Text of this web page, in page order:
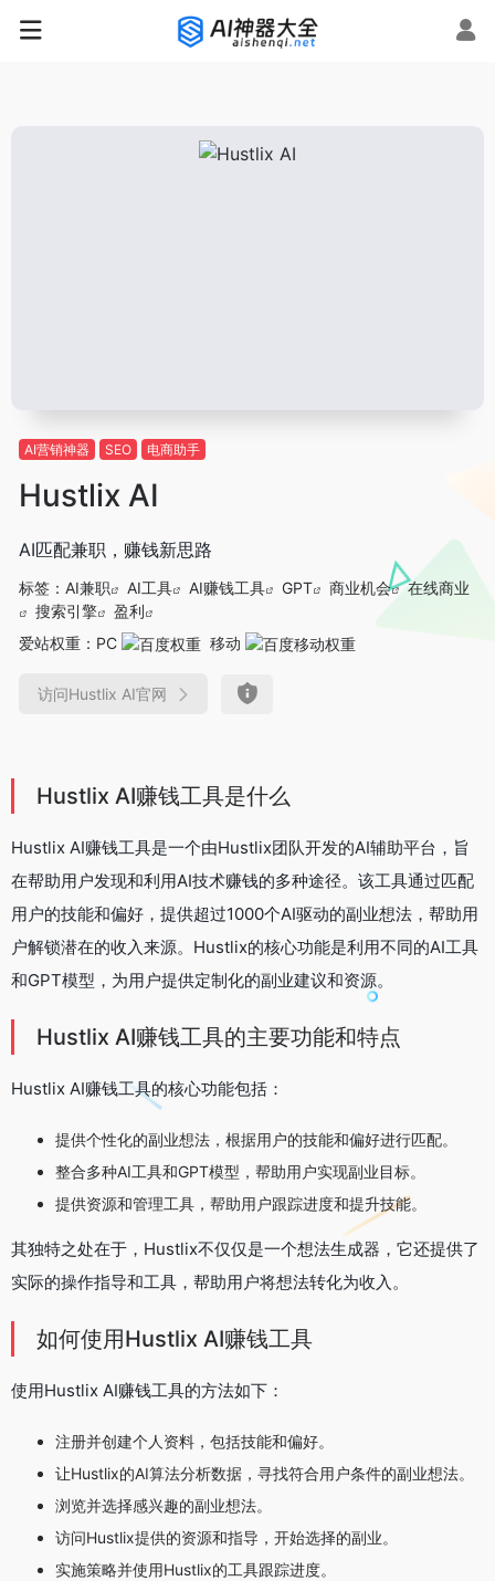
AI营销神器 SEO 电商助手
Hustlix AI
AI匹配兼职，赚钱新思路
标签： AI兼职 AI工具 AI赚钱工具 GPT 商业机会
在线商业
搜索引擎
盈利
爱站权重： PC 移动
访问Hustlix AI官网
Hustlix AI赚钱工具是什么
Hustlix AI赚钱工具是一个由Hustlix团队开发的AI辅助平台，旨
在帮助用户发现和利用AI技术赚钱的多种途径。该工具通过匹配
用户的技能和偏好，提供超过1000个AI驱动的副业想法，帮助用
户解锁潜在的收入来源。Hustlix的核心功能是利用不同的AI工具
和GPT模型，为用户提供定制化的副业建议和资源。
Hustlix AI赚钱工具的主要功能和特点
Hustlix AI赚钱工具的核心功能包括：
提供个性化的副业想法，根据用户的技能和偏好进行匹配。
整合多种AI工具和GPT模型，帮助用户实现副业目标。
提供资源和管理工具，帮助用户跟踪进度和提升技能。
其独特之处在于，Hustlix不仅仅是一个想法生成器，它还提供了
实际的操作指导和工具，帮助用户将想法转化为收入。
如何使用Hustlix AI赚钱工具
使用Hustlix AI赚钱工具的方法如下：
注册并创建个人资料，包括技能和偏好。
让Hustlix的AI算法分析数据，寻找符合用户条件的副业想法。
浏览并选择感兴趣的副业想法。
访问Hustlix提供的资源和指导，开始选择的副业。
实施策略并使用Hustlix的工具跟踪进度。